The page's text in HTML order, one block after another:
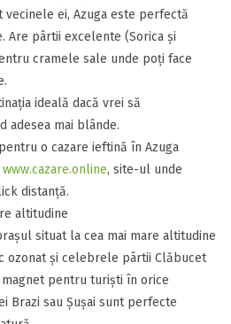
vecinele ei, Azuga este perfectă
Are pârtii excelente (Sorica și
cramele sale unde poți face
ideală dacă vrei să
adesea mai blânde.
o cazare ieftină în Azuga
www.cazare.online, site-ul unde
distanță.
altitudine
situat la cea mai mare altitudine
ozonat și celebrele pârtii Clăbucet
pentru turiști în orice
Brazi sau Șușai sunt perfecte